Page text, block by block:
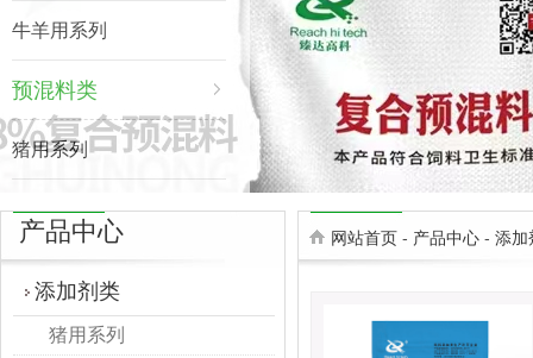
牛羊用系列
预混料类
猪用系列
禽用系列
牛羊用系列
产品中心
添加剂类
猪用系列
网站首页 - 产品中心 - 添加